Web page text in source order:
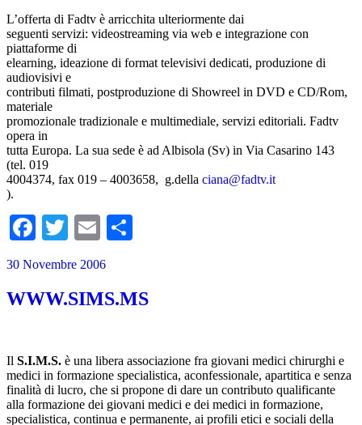
L’offerta di Fadtv è arricchita ulteriormente dai
seguenti servizi: videostreaming via web e integrazione con
piattaforme di
elearning, ideazione di format televisivi dedicati, produzione di
audiovisivi e
contributi filmati, postproduzione di Showreel in DVD e CD/Rom,
materiale
promozionale tradizionale e multimediale, servizi editoriali. Fadtv
opera in
tutta Europa. La sua sede è ad Albisola (Sv) in Via Casarino 143
(tel. 019
4004374, fax 019 – 4003658, g.della ciana@fadtv.it
).
Facebook
TwitterEmail
30 Novembre 2006
WWW.SIMS.MS
Il S.I.M.S. è una libera associazione fra giovani medici chirurghi e
medici in formazione specialistica, aconfessionale, apartitica e senza
finalità di lucro, che si propone di dare un contributo qualificante
alla formazione dei giovani medici e dei medici in formazione,
specialistica, continua e permanente, ai profili etici e sociali della